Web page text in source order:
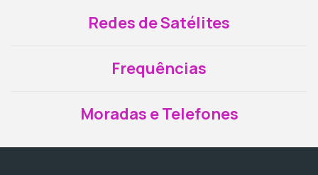
Redes de Satélites
Frequências
Moradas e Telefones